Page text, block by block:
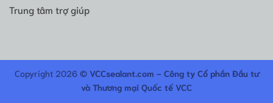
Trung tâm trợ giúp
Copyright 2026 © VCCsealant.com - Công ty Cổ phần Đầu tư
và Thương mại Quốc tế VCC